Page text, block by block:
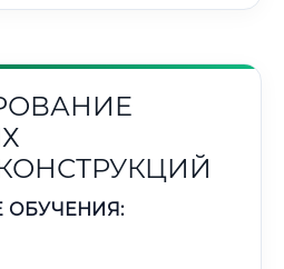
ОБУЧЕНИЯ: